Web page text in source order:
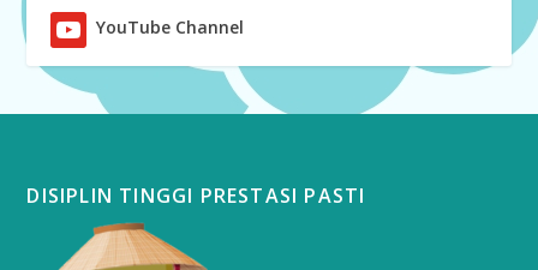
YouTube Channel
DISIPLIN TINGGI PRESTASI PASTI